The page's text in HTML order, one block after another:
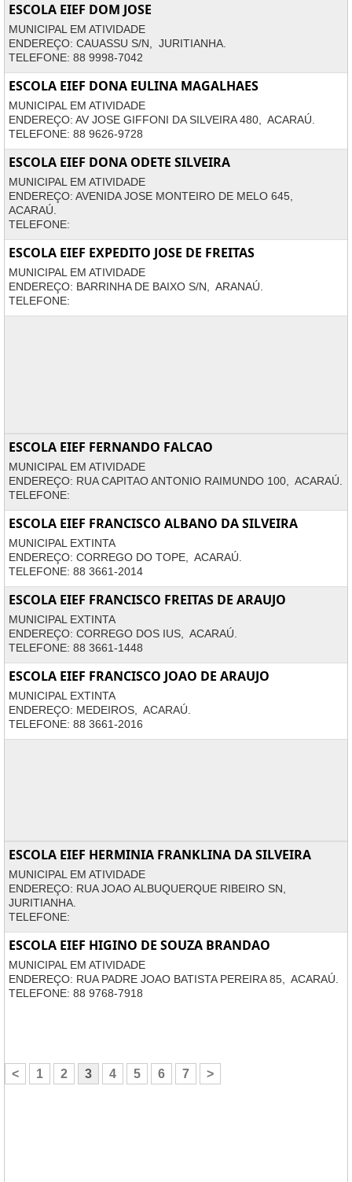
ESCOLA EIEF DOM JOSE
MUNICIPAL EM ATIVIDADE
ENDEREÇO: CAUASSU S/N, JURITIANHA.
TELEFONE: 88 9998-7042
ESCOLA EIEF DONA EULINA MAGALHAES
MUNICIPAL EM ATIVIDADE
ENDEREÇO: AV JOSE GIFFONI DA SILVEIRA 480, ACARAÚ.
TELEFONE: 88 9626-9728
ESCOLA EIEF DONA ODETE SILVEIRA
MUNICIPAL EM ATIVIDADE
ENDEREÇO: AVENIDA JOSE MONTEIRO DE MELO 645,
ACARAÚ.
TELEFONE:
ESCOLA EIEF EXPEDITO JOSE DE FREITAS
MUNICIPAL EM ATIVIDADE
ENDEREÇO: BARRINHA DE BAIXO S/N, ARANAÚ.
TELEFONE:
ESCOLA EIEF FERNANDO FALCAO
MUNICIPAL EM ATIVIDADE
ENDEREÇO: RUA CAPITAO ANTONIO RAIMUNDO 100, ACARAÚ.
TELEFONE:
ESCOLA EIEF FRANCISCO ALBANO DA SILVEIRA
MUNICIPAL EXTINTA
ENDEREÇO: CORREGO DO TOPE, ACARAÚ.
TELEFONE: 88 3661-2014
ESCOLA EIEF FRANCISCO FREITAS DE ARAUJO
MUNICIPAL EXTINTA
ENDEREÇO: CORREGO DOS IUS, ACARAÚ.
TELEFONE: 88 3661-1448
ESCOLA EIEF FRANCISCO JOAO DE ARAUJO
MUNICIPAL EXTINTA
ENDEREÇO: MEDEIROS, ACARAÚ.
TELEFONE: 88 3661-2016
ESCOLA EIEF HERMINIA FRANKLINA DA SILVEIRA
MUNICIPAL EM ATIVIDADE
ENDEREÇO: RUA JOAO ALBUQUERQUE RIBEIRO SN,
JURITIANHA.
TELEFONE:
ESCOLA EIEF HIGINO DE SOUZA BRANDAO
MUNICIPAL EM ATIVIDADE
ENDEREÇO: RUA PADRE JOAO BATISTA PEREIRA 85, ACARAÚ.
TELEFONE: 88 9768-7918
< 1 2 3 4 5 6 7 >